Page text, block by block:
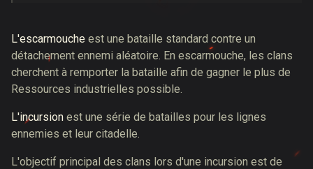
L'escarmouche est une bataille standard contre un
détachement ennemi aléatoire. En escarmouche, les clans
cherchent à remporter la bataille afin de gagner le plus de
Ressources industrielles possible.
L'incursion est une série de batailles pour les lignes
ennemies et leur citadelle.
L'objectif principal des clans lors d'une incursion est de